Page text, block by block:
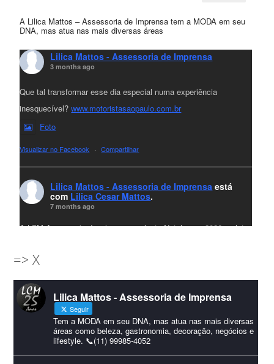
A Lilica Mattos – Assessoria de Imprensa tem a MODA em seu
DNA, mas atua nas mais diversas áreas
Lilica Mattos - Assessoria de Imprensa
3 months ago
Que tal transformar esse dia especial numa experiência
inesquecível?www.motoristasaopaulo.com.br
Foto
Visualizar no Facebook · Compartilhar
Lilica Mattos - Assessoria de Imprensa está
com Lilica Cesar Mattos.
7 months ago
A LCM Assessoria deseja um excelente Natal e um 2026 repleto
amigos que sempre nos acompanham!🎄✨🥂❤️
#lcmassessoriassessoria#natal #merrychristmas #felizanonovo
#HappyNewYear
Foto
Visualizar no Facebook · Compartilhar
=> X
Lilica Mattos - Assessoria de Imprensa
Seguir
Tem a MODA em seu DNA, mas atua nas mais diversas
áreas como beleza, gastronomia, decoração, negócios e
lifestyle. 📞(11) 99985-4052